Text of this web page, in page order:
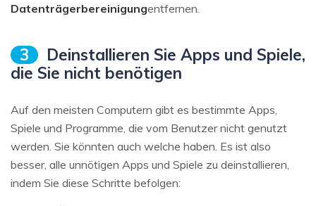
Datenträgerbereinigungentfernen.
3
Deinstallieren Sie Apps und Spiele,
die Sie nicht benötigen
Auf den meisten Computern gibt es bestimmte Apps,
Spiele und Programme, die vom Benutzer nicht genutzt
werden. Sie könnten auch welche haben. Es ist also
besser, alle unnötigen Apps und Spiele zu deinstallieren,
indem Sie diese Schritte befolgen: